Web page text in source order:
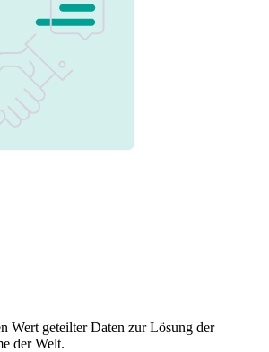
Wert geteilter Daten zur Lösung der
der Welt.